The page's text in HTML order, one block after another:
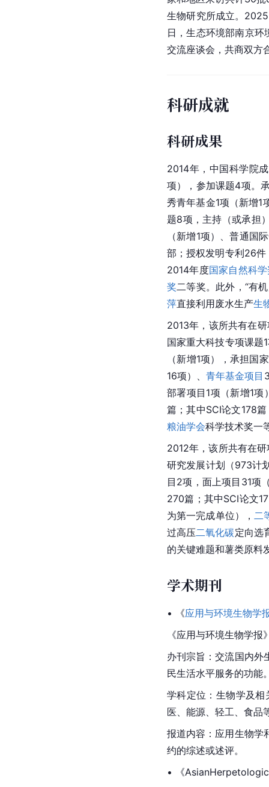
生物研究所成立。
日，生态环境部南京环
交流座谈会，共商双方
科研成就
科研成果
2014年，中国科学院
项），参加课题4项。
秀青年基金1项（新增1
题8项，主持（或承担
（新增1项）、普通
部；授权发明专利26
2014年度国家自然科
奖二等奖。此外，“有
萍直接利用废水生产生
2013年，该所共有在
国家重大科技专项课题
（新增1项），承担
16项）、青年基金项目
部署项目1项（新增1
篇；其中SCI论文178
粮油学会科学技术奖一
2012年，该所共有在
研究发展计划（973计
目2项，面上项目31项
270篇；其中SCI论文
为第一完成单位），二
过高压二氧化碳定向选
的关键难题和薯类原料
学术期刊
• 《应用与环境生物学
《应用与环境生物学报
办刊宗旨：交流国内外
民生活水平服务的功能
学科定位：生物学及
医、能源、轻工、食品
报道内容：应用生物学
约的综述或述评。
• 《